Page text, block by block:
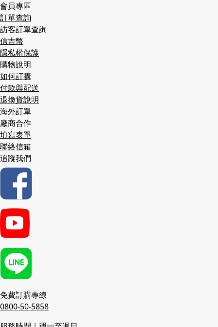
會員專區
訂單查詢
訪客訂單查詢
信吉幣
隱私權保護
購物說明
如何訂購
付款與配送
退換貨說明
海外訂單
廠商合作
填寫表單
聯絡信箱
追蹤我們
免費訂購專線
0800-50-5858